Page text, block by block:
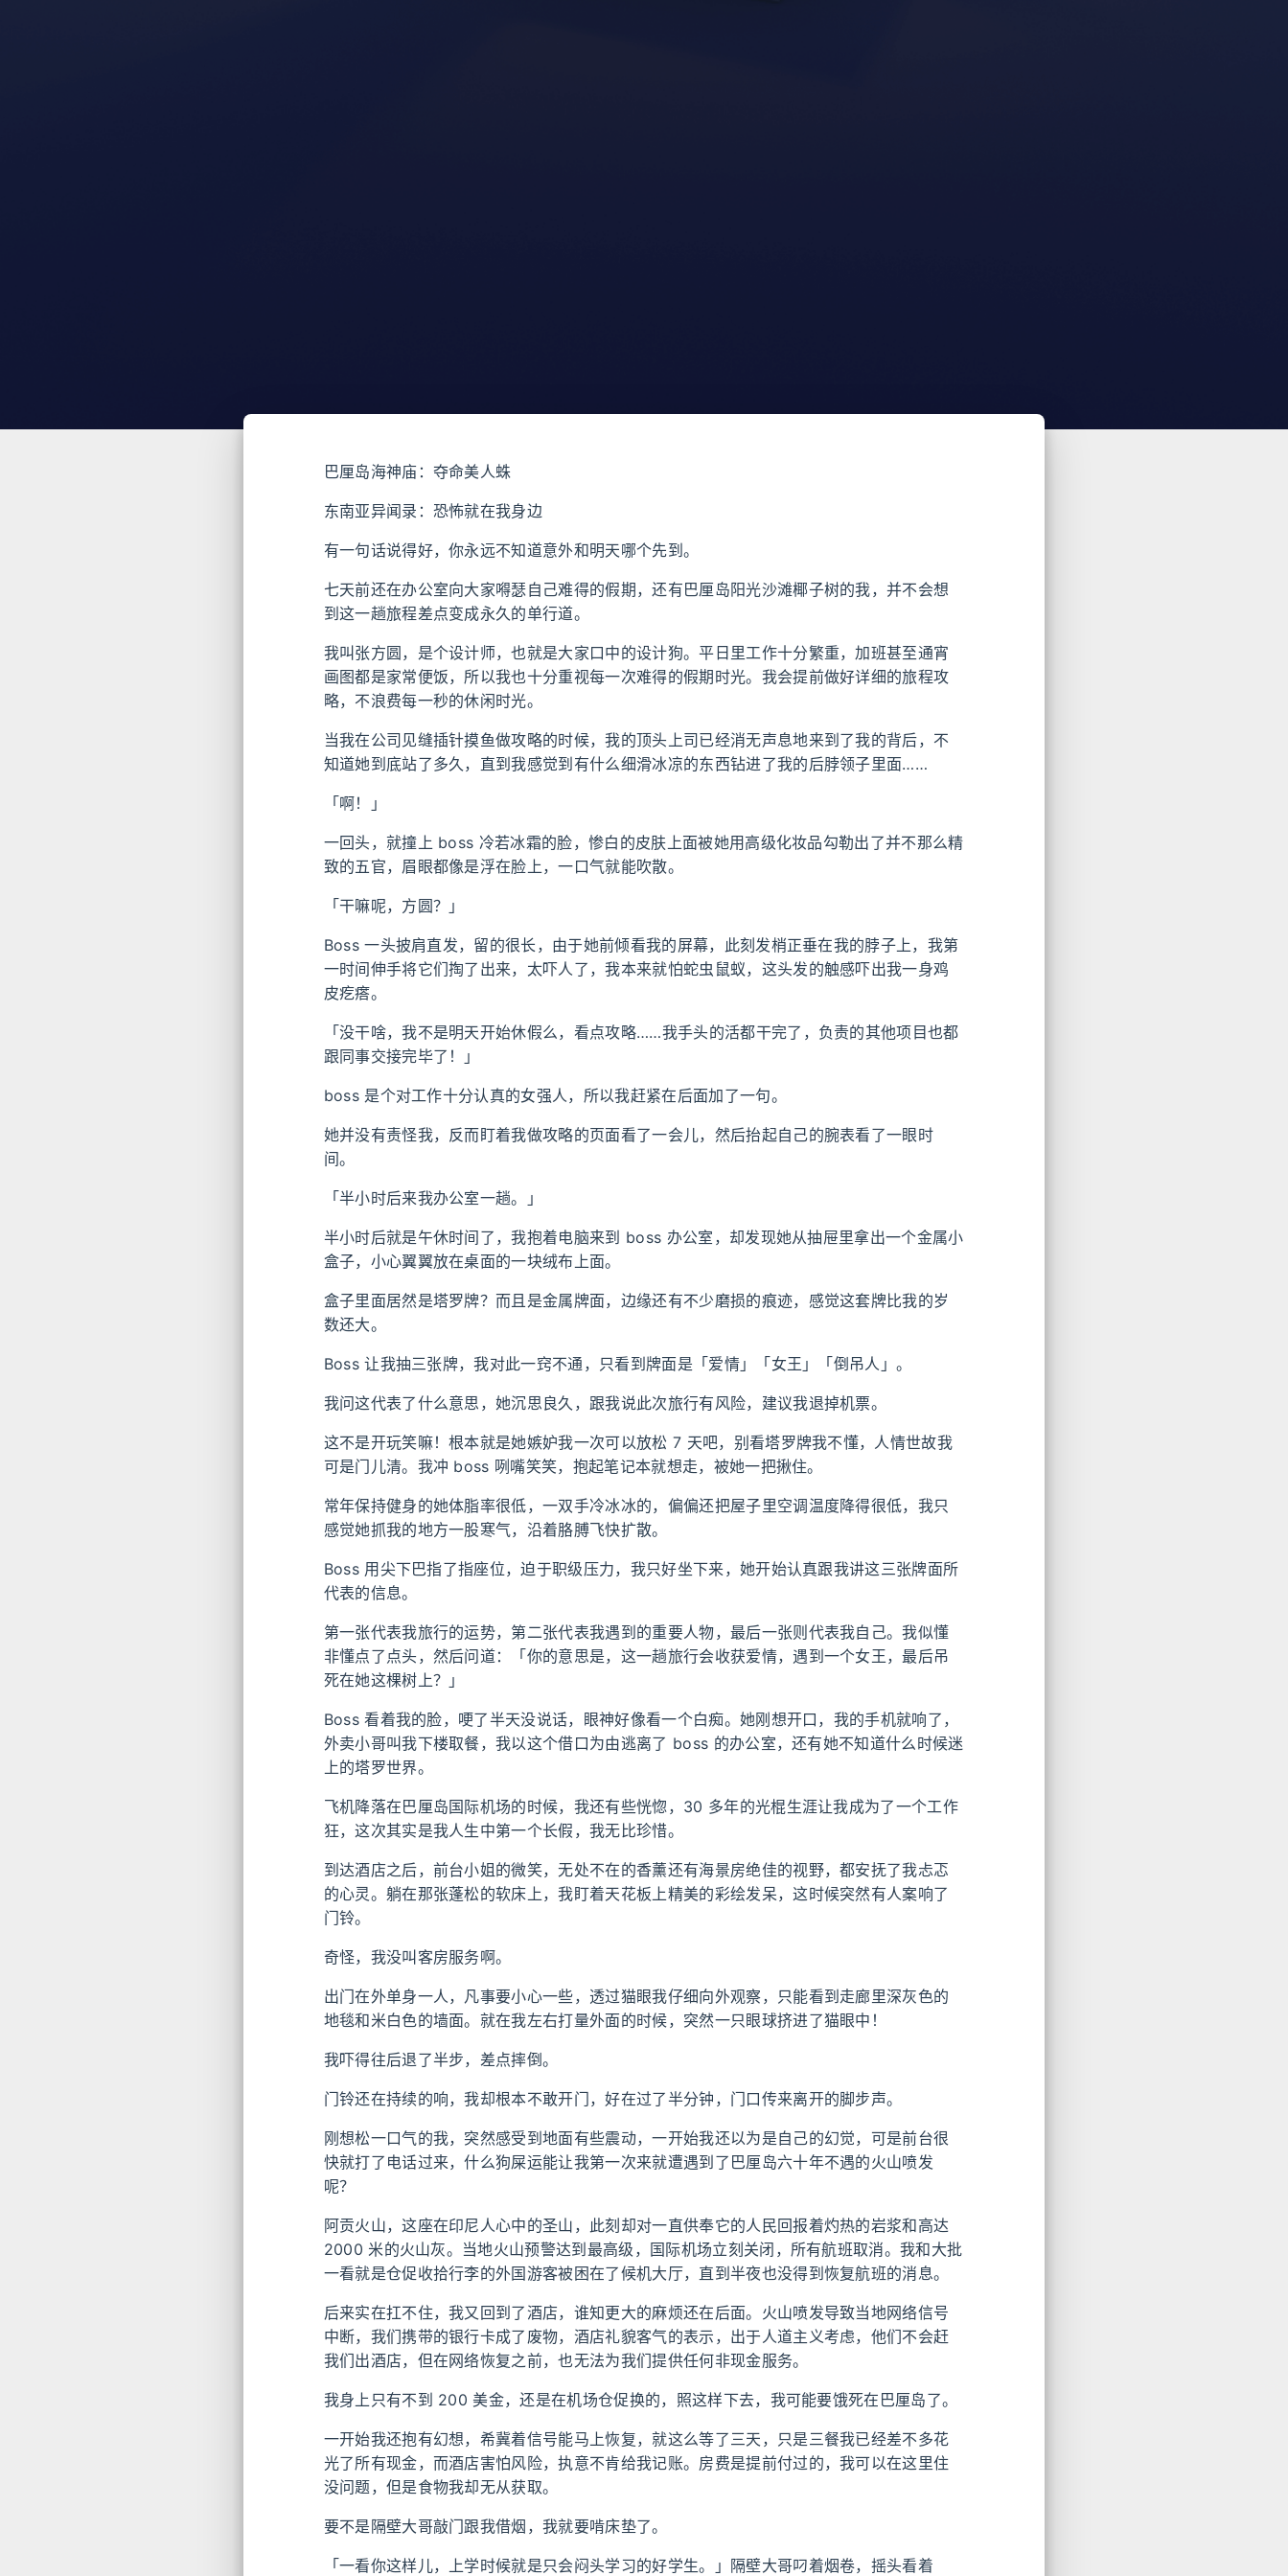
巴厘岛海神庙：夺命美人蛛
东南亚异闻录：恐怖就在我身边
有一句话说得好，你永远不知道意外和明天哪个先到。
七天前还在办公室向大家嘚瑟自己难得的假期，还有巴厘岛阳光沙滩椰子树的我，并不会想
到这一趟旅程差点变成永久的单行道。
我叫张方圆，是个设计师，也就是大家口中的设计狗。平日里工作十分繁重，加班甚至通宵
画图都是家常便饭，所以我也十分重视每一次难得的假期时光。我会提前做好详细的旅程攻
略，不浪费每一秒的休闲时光。
当我在公司见缝插针摸鱼做攻略的时候，我的顶头上司已经消无声息地来到了我的背后，不
知道她到底站了多久，直到我感觉到有什么细滑冰凉的东西钻进了我的后脖领子里面……
「啊！」
一回头，就撞上 boss 冷若冰霜的脸，惨白的皮肤上面被她用高级化妆品勾勒出了并不那么精
致的五官，眉眼都像是浮在脸上，一口气就能吹散。
「干嘛呢，方圆？」
Boss 一头披肩直发，留的很长，由于她前倾看我的屏幕，此刻发梢正垂在我的脖子上，我第
一时间伸手将它们掏了出来，太吓人了，我本来就怕蛇虫鼠蚁，这头发的触感吓出我一身鸡
皮疙瘩。
「没干啥，我不是明天开始休假么，看点攻略……我手头的活都干完了，负责的其他项目也都
跟同事交接完毕了！」
boss 是个对工作十分认真的女强人，所以我赶紧在后面加了一句。
她并没有责怪我，反而盯着我做攻略的页面看了一会儿，然后抬起自己的腕表看了一眼时
间。
「半小时后来我办公室一趟。」
半小时后就是午休时间了，我抱着电脑来到 boss 办公室，却发现她从抽屉里拿出一个金属小
盒子，小心翼翼放在桌面的一块绒布上面。
盒子里面居然是塔罗牌？而且是金属牌面，边缘还有不少磨损的痕迹，感觉这套牌比我的岁
数还大。
Boss 让我抽三张牌，我对此一窍不通，只看到牌面是「爱情」「女王」「倒吊人」。
我问这代表了什么意思，她沉思良久，跟我说此次旅行有风险，建议我退掉机票。
这不是开玩笑嘛！根本就是她嫉妒我一次可以放松 7 天吧，别看塔罗牌我不懂，人情世故我
可是门儿清。我冲 boss 咧嘴笑笑，抱起笔记本就想走，被她一把揪住。
常年保持健身的她体脂率很低，一双手冷冰冰的，偏偏还把屋子里空调温度降得很低，我只
感觉她抓我的地方一股寒气，沿着胳膊飞快扩散。
Boss 用尖下巴指了指座位，迫于职级压力，我只好坐下来，她开始认真跟我讲这三张牌面所
代表的信息。
第一张代表我旅行的运势，第二张代表我遇到的重要人物，最后一张则代表我自己。我似懂
非懂点了点头，然后问道：「你的意思是，这一趟旅行会收获爱情，遇到一个女王，最后吊
死在她这棵树上？」
Boss 看着我的脸，哽了半天没说话，眼神好像看一个白痴。她刚想开口，我的手机就响了，
外卖小哥叫我下楼取餐，我以这个借口为由逃离了 boss 的办公室，还有她不知道什么时候迷
上的塔罗世界。
飞机降落在巴厘岛国际机场的时候，我还有些恍惚，30 多年的光棍生涯让我成为了一个工作
狂，这次其实是我人生中第一个长假，我无比珍惜。
到达酒店之后，前台小姐的微笑，无处不在的香薰还有海景房绝佳的视野，都安抚了我忐忑
的心灵。躺在那张蓬松的软床上，我盯着天花板上精美的彩绘发呆，这时候突然有人案响了
门铃。
奇怪，我没叫客房服务啊。
出门在外单身一人，凡事要小心一些，透过猫眼我仔细向外观察，只能看到走廊里深灰色的
地毯和米白色的墙面。就在我左右打量外面的时候，突然一只眼球挤进了猫眼中！
我吓得往后退了半步，差点摔倒。
门铃还在持续的响，我却根本不敢开门，好在过了半分钟，门口传来离开的脚步声。
刚想松一口气的我，突然感受到地面有些震动，一开始我还以为是自己的幻觉，可是前台很
快就打了电话过来，什么狗屎运能让我第一次来就遭遇到了巴厘岛六十年不遇的火山喷发
呢？
阿贡火山，这座在印尼人心中的圣山，此刻却对一直供奉它的人民回报着灼热的岩浆和高达
2000 米的火山灰。当地火山预警达到最高级，国际机场立刻关闭，所有航班取消。我和大批
一看就是仓促收拾行李的外国游客被困在了候机大厅，直到半夜也没得到恢复航班的消息。
后来实在扛不住，我又回到了酒店，谁知更大的麻烦还在后面。火山喷发导致当地网络信号
中断，我们携带的银行卡成了废物，酒店礼貌客气的表示，出于人道主义考虑，他们不会赶
我们出酒店，但在网络恢复之前，也无法为我们提供任何非现金服务。
我身上只有不到 200 美金，还是在机场仓促换的，照这样下去，我可能要饿死在巴厘岛了。
一开始我还抱有幻想，希冀着信号能马上恢复，就这么等了三天，只是三餐我已经差不多花
光了所有现金，而酒店害怕风险，执意不肯给我记账。房费是提前付过的，我可以在这里住
没问题，但是食物我却无从获取。
要不是隔壁大哥敲门跟我借烟，我就要啃床垫了。
「一看你这样儿，上学时候就是只会闷头学习的好学生。」隔壁大哥叼着烟卷，摇头看着